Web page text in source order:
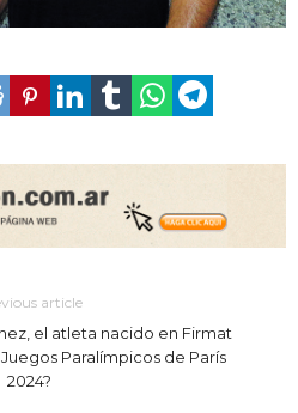
article
el atleta nacido en Firmat
Paralímpicos de París
2024?